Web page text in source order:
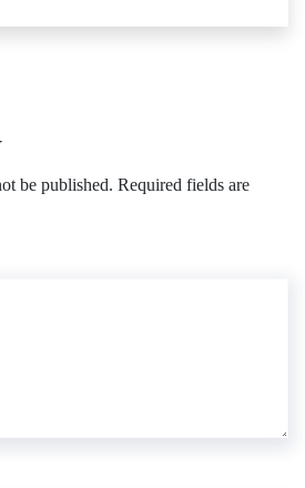
be published. Required fields are